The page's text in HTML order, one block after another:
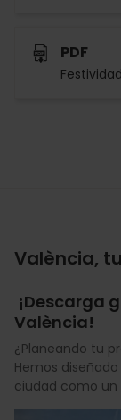
PDF
València,
¡Descarga
València!
¿Planeando tu
Hemos diseñado
ciudad como